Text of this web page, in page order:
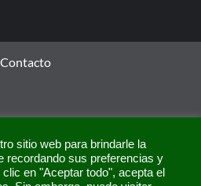
Contacto
sitio web para brindarle la
recordando sus preferencias y
en "Aceptar todo", acepta el